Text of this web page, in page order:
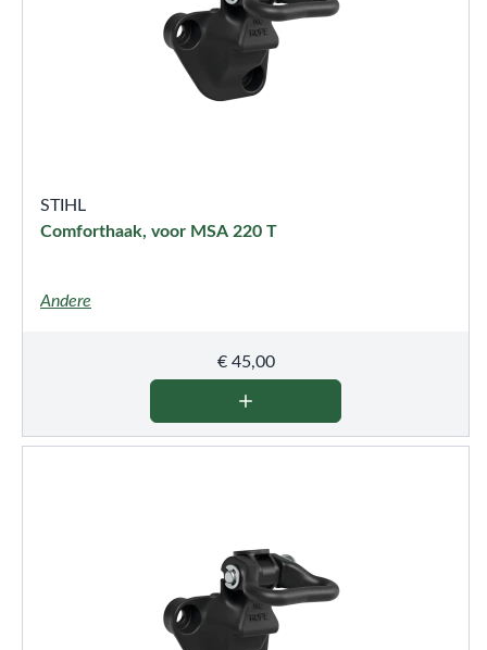
STIHL
Comforthaak, voor MSA 220 T
Andere
€45,00